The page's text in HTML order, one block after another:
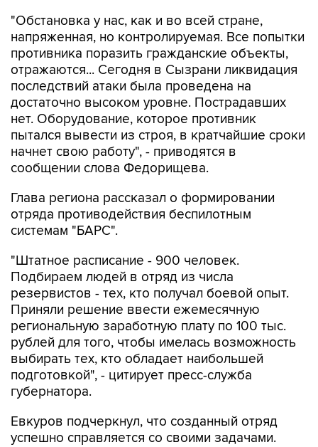
"Обстановка у нас, как и во всей стране,
напряженная, но контролируемая. Все попытки
противника поразить гражданские объекты,
отражаются... Сегодня в Сызрани ликвидация
последствий атаки была проведена на
достаточно высоком уровне. Пострадавших
нет. Оборудование, которое противник
пытался вывести из строя, в кратчайшие сроки
начнет свою работу", - приводятся в
сообщении слова Федорищева.
Глава региона рассказал о формировании
отряда противодействия беспилотным
системам "БАРС".
"Штатное расписание - 900 человек.
Подбираем людей в отряд из числа
резервистов - тех, кто получал боевой опыт.
Приняли решение ввести ежемесячную
региональную заработную плату по 100 тыс.
рублей для того, чтобы имелась возможность
выбирать тех, кто обладает наибольшей
подготовкой", - цитирует пресс-служба
губернатора.
Евкуров подчеркнул, что созданный отряд
успешно справляется со своими задачами.